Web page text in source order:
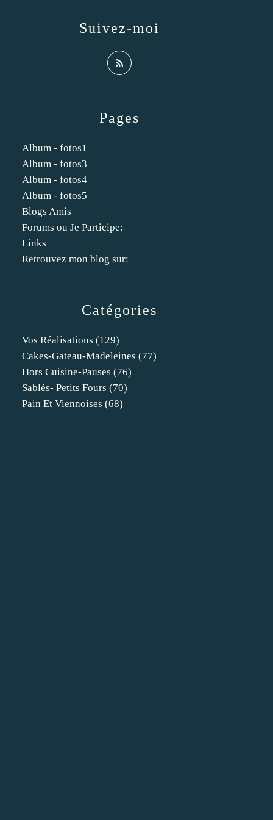
Catégories
Vos Réalisations (129)
Cakes-Gateau-Madeleines (77)
Hors Cuisine-Pauses (76)
Sablés- Petits Fours (70)
Pain Et Viennoises (68)
Pages
Album - fotos1
Album - fotos3
Album - fotos4
Album - fotos5
Blogs Amis
Forums ou Je Participe:
Links
Retrouvez mon blog sur:
Suivez-moi